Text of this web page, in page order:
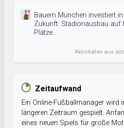
Bauern München investiert
Zukunft: Stadionausbau auf
Plätze.
Aktivitäten aus
Zeitaufwand
Ein Online-Fußballmanager wird
längeren Zeitraum gespielt.
eines neuen Spiels für große